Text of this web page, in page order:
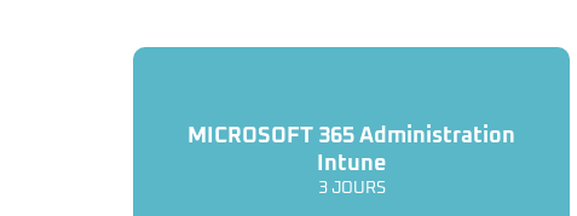
MICROSOFT 365 Administration
Intune
3 JOURS